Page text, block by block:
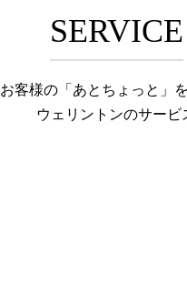
SERVICE
お客様の「あとちょっと」
ウェリントンのサービ